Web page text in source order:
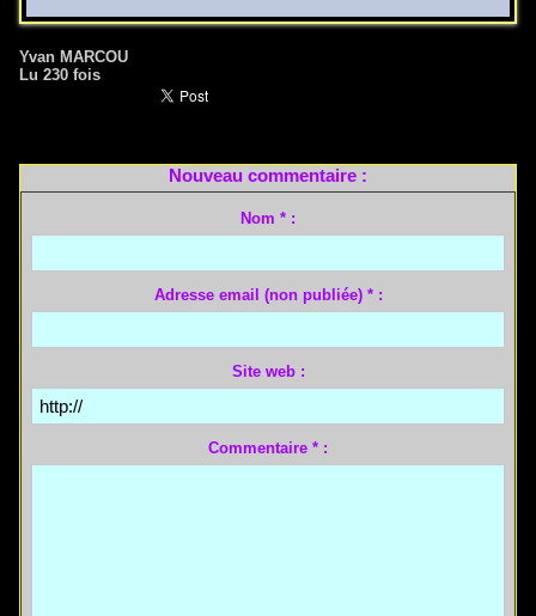
Yvan MARCOU
Lu 230 fois
Nouveau commentaire :
Nom * :
Adresse email (non publiée) * :
Site web :
Commentaire * :